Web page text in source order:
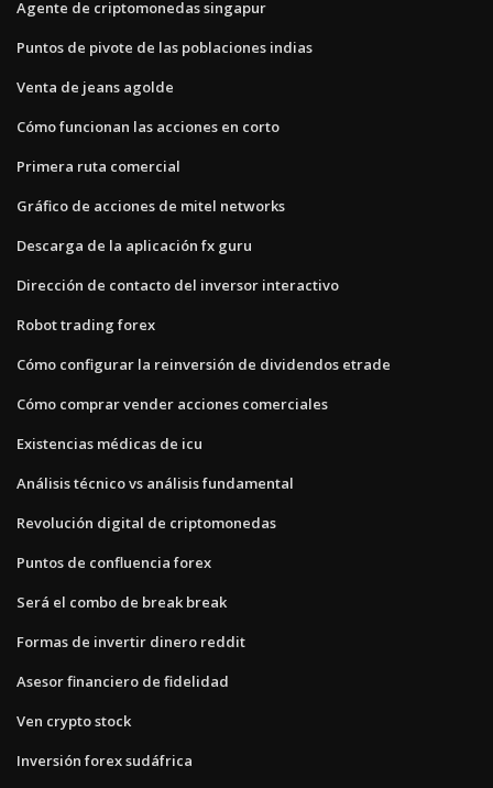
Agente de criptomonedas singapur
Puntos de pivote de las poblaciones indias
Venta de jeans agolde
Cómo funcionan las acciones en corto
Primera ruta comercial
Gráfico de acciones de mitel networks
Descarga de la aplicación fx guru
Dirección de contacto del inversor interactivo
Robot trading forex
Cómo configurar la reinversión de dividendos etrade
Cómo comprar vender acciones comerciales
Existencias médicas de icu
Análisis técnico vs análisis fundamental
Revolución digital de criptomonedas
Puntos de confluencia forex
Será el combo de break break
Formas de invertir dinero reddit
Asesor financiero de fidelidad
Ven crypto stock
Inversión forex sudáfrica